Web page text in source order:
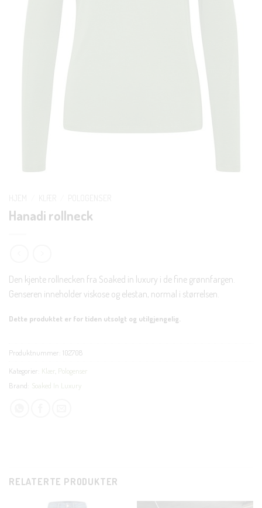
Hanadi rollneck
Den kjente rollnecken fra Soaked in luxury i de fine grønnfargen.
Genseren inneholder viskose og elestan, normal i størrelsen.
Dette produktet er for tiden utsolgt og utilgjengelig.
Produktnummer: 102708
Kategorier: Klær Pologenser
Brand: Soaked In Luxury
RELATERTE PRODUKTER